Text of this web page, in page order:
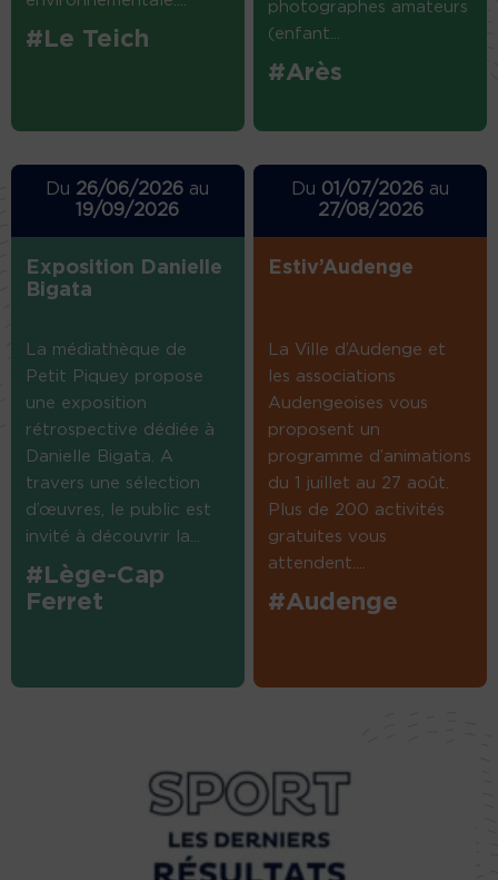
#Le Teich
photographes amateurs
(enfant...
#Arès
Du 26/06/2026 au
19/09/2026
Exposition Danielle
Bigata
La médiathèque de
Petit Piquey propose
une exposition
rétrospective dédiée à
Danielle Bigata. A
travers une sélection
d’œuvres, le public est
invité à découvrir la...
#Lège-Cap
Ferret
Du 01/07/2026 au
27/08/2026
Estiv’Audenge
La Ville d’Audenge et
les associations
Audengeoises vous
proposent un
programme d’animations
du 1 juillet au 27 août.
Plus de 200 activités
gratuites vous
attendent....
#Audenge